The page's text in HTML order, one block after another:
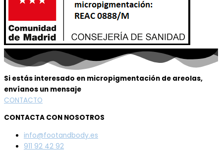
Si estás interesado en micropigmentación de areolas,
envíanos un mensaje
CONTACTO
CONTACTA CON NOSOTROS
info@footandbody.es
911 92 42 92